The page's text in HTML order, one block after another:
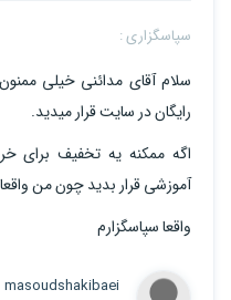
سپاسگزاری :
سلام آقای مدائنی خیلی
رایگان در سایت قرار میدید.
اگه ممکنه یه تخفیف برای
آموزشی قرار بدید چون من
واقعا سپاسگزارم
masoudshakibaei